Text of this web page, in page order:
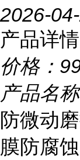
2026-
产品详情
价格：
产品名称
防微动
膜防腐